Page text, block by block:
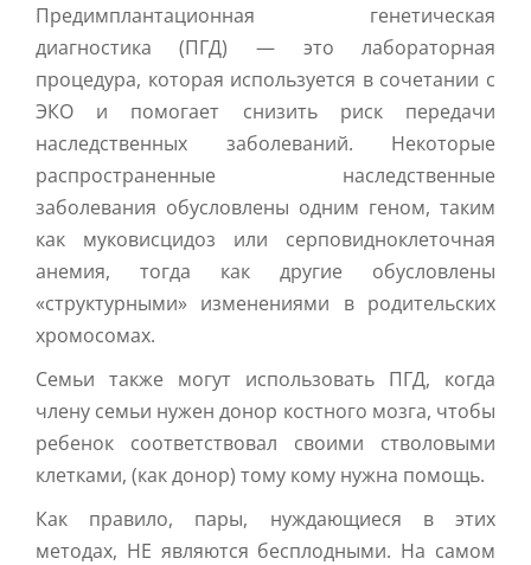
Предимплантационная генетическая
диагностика (ПГД) — это лабораторная
процедура, которая используется в сочетании с
ЭКО и помогает снизить риск передачи
наследственных заболеваний. Некоторые
распространенные наследственные
заболевания обусловлены одним геном, таким
как муковисцидоз или серповидноклеточная
анемия, тогда как другие обусловлены
«структурными» изменениями в родительских
хромосомах.
Семьи также могут использовать ПГД, когда
члену семьи нужен донор костного мозга, чтобы
ребенок соответствовал своими стволовыми
клетками, (как донор) тому кому нужна помощь.
Как правило, пары, нуждающиеся в этих
методах, НЕ являются бесплодными. На самом